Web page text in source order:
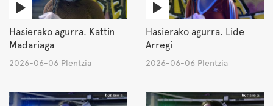
Hasierako agurra. Kattin
Madariaga
2026-06-06 Plentzia
Hasierako agurra. Lide
Arregi
2026-06-06 Plentzia